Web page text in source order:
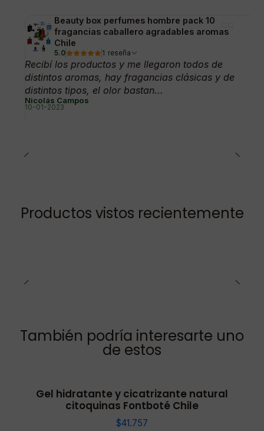
Beauty box perfumes hombre pack 10
fragancias caballero agradables aromas
Chile
5.0 1 reseña
Recibí los productos y me llegaron todos de
distintos aromas, hay fragancias clásicas y de
distintos tipos, el olor bastan...
Nicolás Campos
10-01-2023
Productos vistos recientemente
También podría interesarte uno
de estos
Gel hidratante y cicatrizante natural
citoquinas Fontboté Chile
$41.757